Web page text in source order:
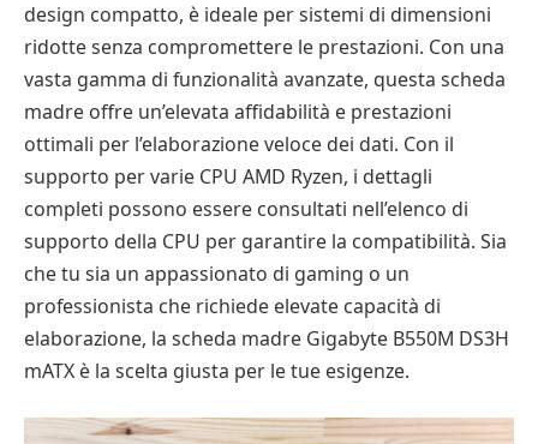
design compatto, è ideale per sistemi di dimensioni
ridotte senza compromettere le prestazioni. Con una
vasta gamma di funzionalità avanzate, questa scheda
madre offre un’elevata affidabilità e prestazioni
ottimali per l’elaborazione veloce dei dati. Con il
supporto per varie CPU AMD Ryzen, i dettagli
completi possono essere consultati nell’elenco di
supporto della CPU per garantire la compatibilità. Sia
che tu sia un appassionato di gaming o un
professionista che richiede elevate capacità di
elaborazione, la scheda madre Gigabyte B550M DS3H
mATX è la scelta giusta per le tue esigenze.